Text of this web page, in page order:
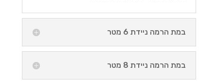
במת הרמה ניידת 6 מטר
במת הרמה ניידת 8 מטר